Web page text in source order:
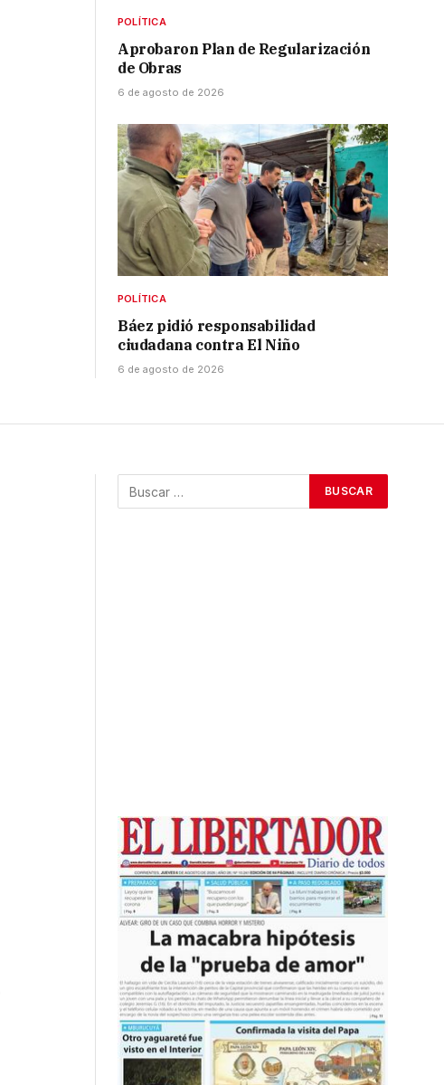
POLÍTICA
Aprobaron Plan de Regularización
de Obras
6 de agosto de 2026
POLÍTICA
Báez pidió responsabilidad
ciudadana contra El Niño
6 de agosto de 2026